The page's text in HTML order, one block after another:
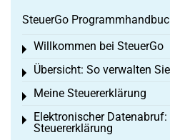
SteuerGo
Willkommen bei SteuerGo
Toggle menu
Übersicht: So verwalten
Toggle menu
Meine Steuererklärung
Toggle menu
Elektronischer
Steuererklärung
Toggle menu